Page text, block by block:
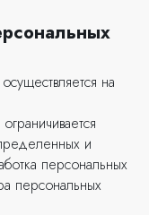
на
и
персональных
персональных